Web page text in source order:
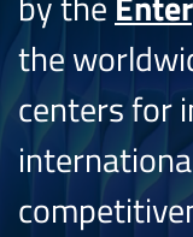
the
centers for